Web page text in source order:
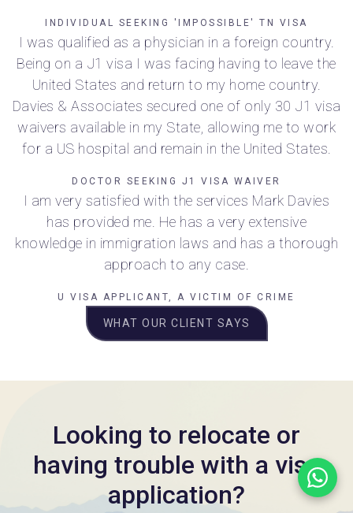
INDIVIDUAL SEEKING 'IMPOSSIBLE' TN VISA
I was qualified as a physician in a foreign country.
Being on a J1 visa I was facing having to leave the
United States and return to my home country.
Davies & Associates secured one of only 30 J1 visa
waivers available in my State, allowing me to work
for a US hospital and remain in the United States.
DOCTOR SEEKING J1 VISA WAIVER
I am very satisfied with the services Mark Davies
has provided me. He has a very extensive
knowledge in immigration laws and has a thorough
approach to any case.
U VISA APPLICANT, A VICTIM OF CRIME
WHAT OUR CLIENT SAYS
Looking to relocate or
having trouble with a visa
application?